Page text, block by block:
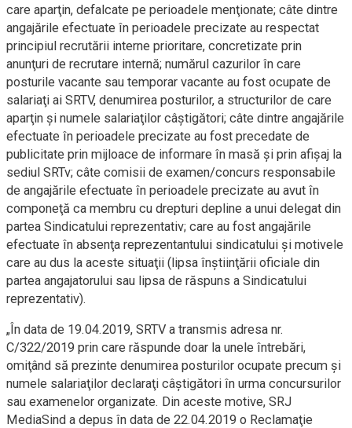
care aparţin, defalcate pe perioadele menţionate; câte dintre
angajările efectuate în perioadele precizate au respectat
principiul recrutării interne prioritare, concretizate prin
anunţuri de recrutare internă; numărul cazurilor în care
posturile vacante sau temporar vacante au fost ocupate de
salariaţi ai SRTV, denumirea posturilor, a structurilor de care
aparţin şi numele salariaţilor câştigători; câte dintre angajările
efectuate în perioadele precizate au fost precedate de
publicitate prin mijloace de informare în masă şi prin afişaj la
sediul SRTv; câte comisii de examen/concurs responsabile
de angajările efectuate în perioadele precizate au avut în
componeţă ca membru cu drepturi depline a unui delegat din
partea Sindicatului reprezentativ; care au fost angajările
efectuate în absenţa reprezentantului sindicatului şi motivele
care au dus la aceste situaţii (lipsa înştiinţării oficiale din
partea angajatorului sau lipsa de răspuns a Sindicatului
reprezentativ).
„În data de 19.04.2019, SRTV a transmis adresa nr.
C/322/2019 prin care răspunde doar la unele întrebări,
omiţând să prezinte denumirea posturilor ocupate precum şi
numele salariaţilor declaraţi câştigători în urma concursurilor
sau examenelor organizate. Din aceste motive, SRJ
MediaSind a depus în data de 22.04.2019 o Reclamaţie